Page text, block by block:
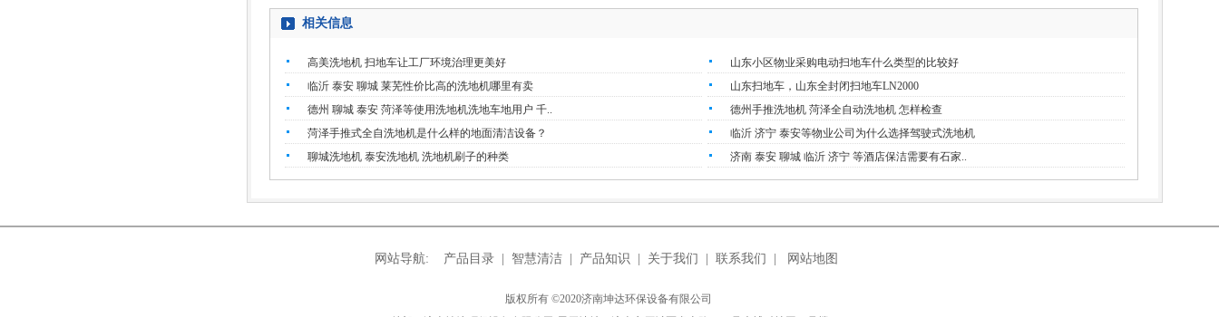
相关信息
高美洗地机 扫地车让工厂环境治理更美好
山东小区物业采购电动扫地车什么类型的比较好
临沂 泰安 聊城 莱芜性价比高的洗地机哪里有卖
山东扫地车，山东全封闭扫地车LN2000
德州 聊城 泰安 菏泽等使用洗地机洗地车地用户 千..
德州手推洗地机 菏泽全自动洗地机 怎样检查
菏泽手推式全自洗地机是什么样的地面清洁设备？
临沂 济宁 泰安等物业公司为什么选择驾驶式洗地机
聊城洗地机 泰安洗地机 洗地机刷子的种类
济南 泰安 聊城 临沂 济宁 等酒店保洁需要有石家..
网站导航: 产品目录 智慧清洁 产品知识 关于我们 联系我们 网站地图
版权所有 ©2020济南坤达环保设备有限公司